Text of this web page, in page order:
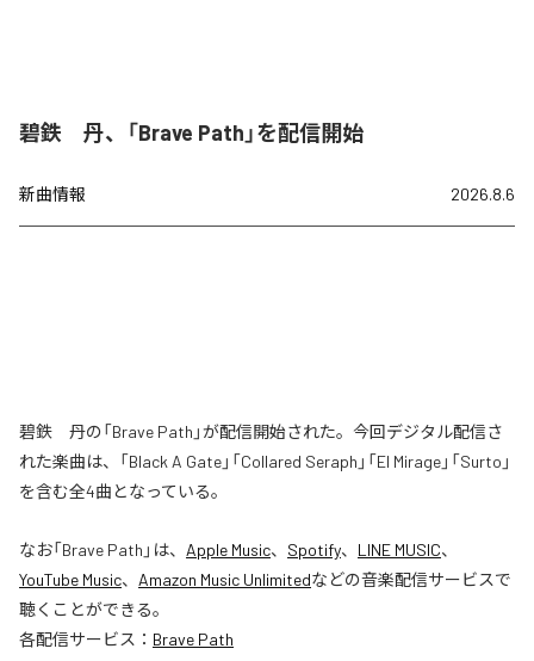
碧鉄 丹、「Brave Path」を配信開始
新曲情報 2026.8.6
碧鉄 丹の「Brave Path」が配信開始された。今回デジタル配信さ
れた楽曲は、「Black A Gate」「Collared Seraph」「El Mirage」「Surto」
を含む全4曲となっている。
なお「Brave Path 」は、 Apple Music、 Spotify、 LINE MUSIC、
YouTube Music、 Amazon Music Unlimitedなどの音楽配信サービスで
聴くことができる。
各配信サービス： Brave Path